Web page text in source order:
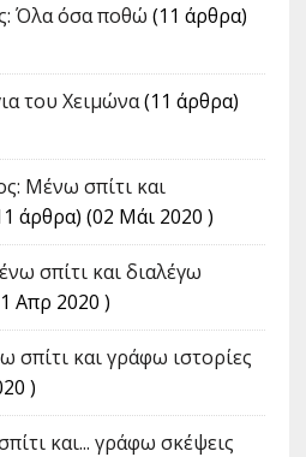
Όλα όσα ποθώ (11 άρθρα)
του Χειμώνα(11 άρθρα)
Μένω σπίτι και
άρθρα) (02 Μάι 2020 )
σπίτι και διαλέγω
Απρ 2020 )
σπίτι και γράφω ιστορίες
)
και... γράφω σκέψεις